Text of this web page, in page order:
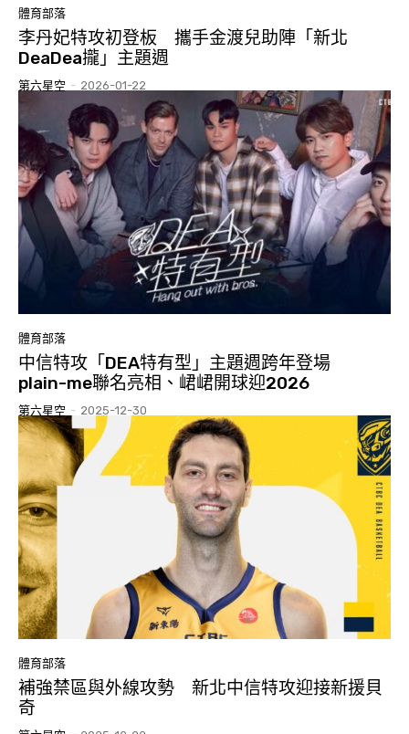
體育部落
李丹妃特攻初登板 攜手金渡兒助陣「新北
DeaDea攏」主題週
第六星空 - 2026-01-22
體育部落
中信特攻「DEA特有型」主題週跨年登場
plain-me聯名亮相、峮峮開球迎2026
第六星空 - 2025-12-30
體育部落
補強禁區與外線攻勢 新北中信特攻迎接新援貝
奇